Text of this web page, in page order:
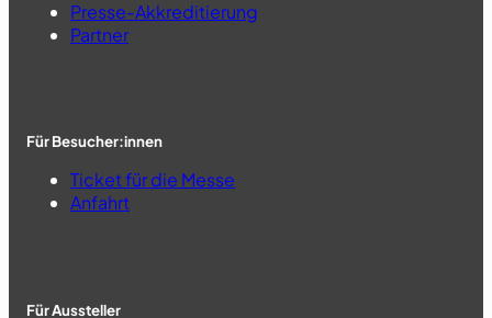
Presse-Akkreditierung
Partner
Für Besucher:innen
Ticket für die Messe
Anfahrt
Für Aussteller